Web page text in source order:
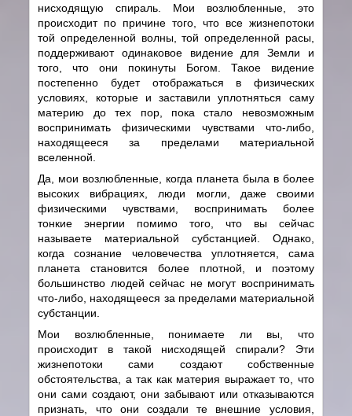
нисходящую спираль. Мои возлюбленные, это
происходит по причине того, что все жизнепотоки
той определенной волны, той определенной расы,
поддерживают одинаковое видение для Земли и
того, что они покинуты Богом. Такое видение
постепенно будет отображаться в физических
условиях, которые и заставили уплотняться саму
материю до тех пор, пока стало невозможным
воспринимать физическими чувствами что-либо,
находящееся за пределами материальной
вселенной.
Да, мои возлюбленные, когда планета была в более
высоких вибрациях, люди могли, даже своими
физическими чувствами, воспринимать более
тонкие энергии помимо того, что вы сейчас
называете материальной субстанцией. Однако,
когда сознание человечества уплотняется, сама
планета становится более плотной, и поэтому
большинство людей сейчас не могут воспринимать
что-либо, находящееся за пределами материальной
субстанции.
Мои возлюбленные, понимаете ли вы, что
происходит в такой нисходящей спирали? Эти
жизнепотоки сами создают собственные
обстоятельства, а так как материя выражает то, что
они сами создают, они забывают или отказываются
признать, что они создали те внешние условия,